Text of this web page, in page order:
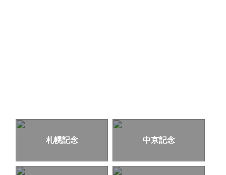
札幌記念 中京記念